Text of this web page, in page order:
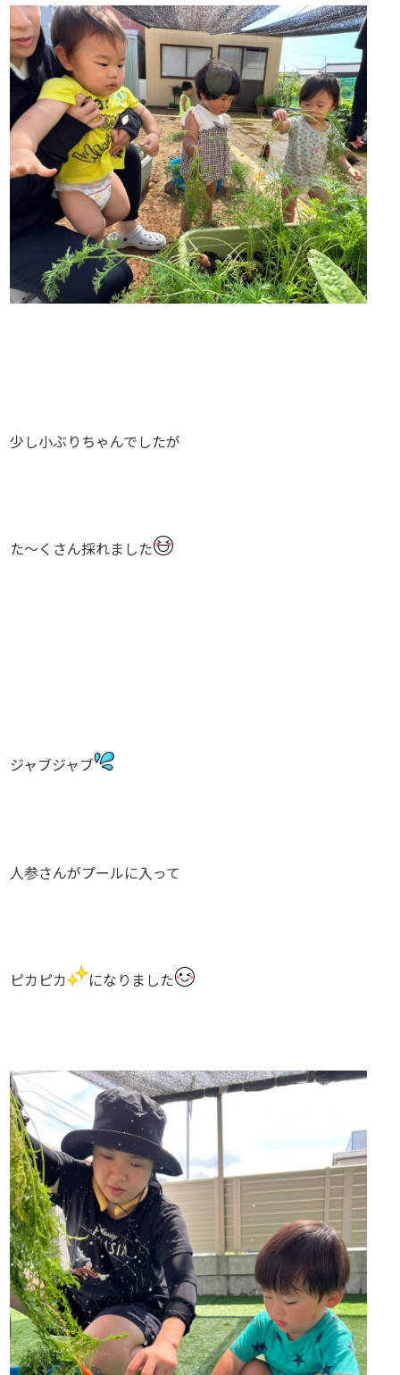
少し小ぶりちゃんでしたが
た〜くさん採れました
ジャブジャブ
人参さんがプールに入って
ピカピカ になりました